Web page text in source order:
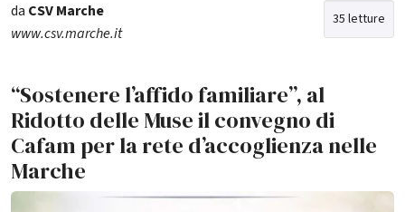
35 letture
da CSV Marche
www.csv.marche.it
“Sostenere l’affido familiare”, al
Ridotto delle Muse il convegno di
Cafam per la rete d’accoglienza nelle
Marche